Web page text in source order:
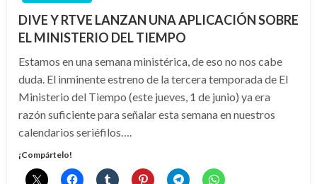
DIVE Y RTVE LANZAN UNA APLICACIÓN SOBRE
EL MINISTERIO DEL TIEMPO
Estamos en una semana ministérica, de eso no nos cabe
duda. El inminente estreno de la tercera temporada de El
Ministerio del Tiempo (este jueves, 1 de junio) ya era
razón suficiente para señalar esta semana en nuestros
calendarios seriéfilos….
¡Compártelo!